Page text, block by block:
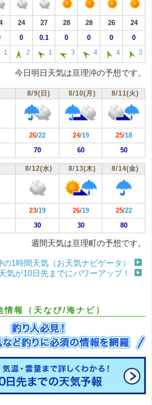
24 27 28 28 26
24
0 0.1 0 0 0 0
1 2 1 3 4 4 3
今日明日天気は亘理沖の予想です。
8/9(日) 8/10(月) 8/11(火)
26/22 24/19 25/18
70 60 50
8/12(水) 8/13(木) 8/14(金)
23/19 26/19 25/22
30 30 80
週間天気は亘理町の予想です。
の1時間天気（お天気ナビゲータ）
気が10日先までにパワーアップ！
情報（天なび/海ナビ）